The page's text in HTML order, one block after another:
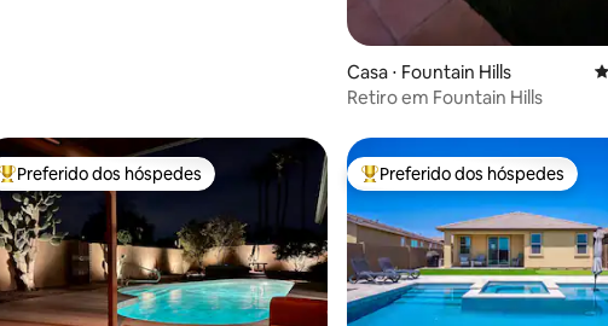
Casa ⋅ Fountain Hills
Retiro em Fountain Hills
Entre os melhores preferidos dos hóspedes
Preferido dos hóspedes Entre os melhores preferidos
Preferido dos hóspedes